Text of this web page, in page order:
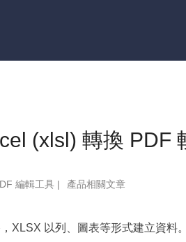
(xlsl) 轉換 PDF
編輯工具 | 產品相關文章
XLSX 以列、圖表等形式建立資料